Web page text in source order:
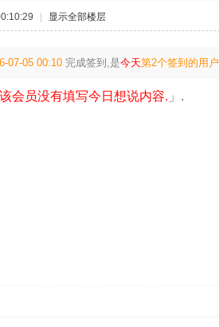
显示全部楼层
07-05 00:10 完成签到,是今天第2个签到的用户
该会员没有填写今日想说内容. 」.